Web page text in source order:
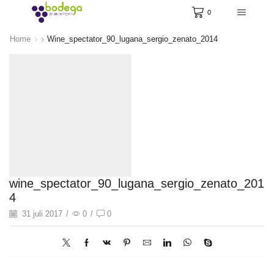
0
Home Wine_spectator_90_lugana_sergio_zenato_2014
wine_spectator_90_lugana_sergio_zenato_201
4
31 juli 2017 / 0 / 0